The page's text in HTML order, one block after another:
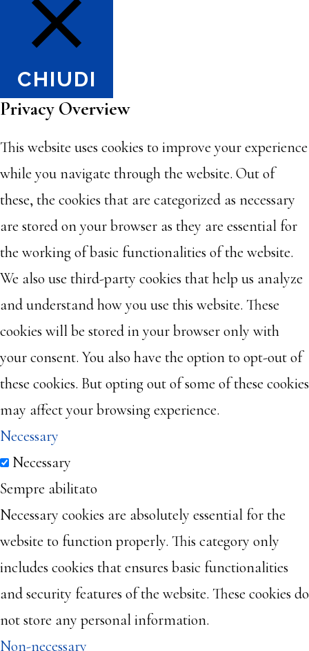
CHIUDI
Privacy Overview
This website uses cookies to improve your experience
while you navigate through the website. Out of
these, the cookies that are categorized as necessary
are stored on your browser as they are essential for
the working of basic functionalities of the website.
We also use third-party cookies that help us analyze
and understand how you use this website. These
cookies will be stored in your browser only with
your consent. You also have the option to opt-out of
these cookies. But opting out of some of these cookies
may affect your browsing experience.
Necessary
Necessary
Sempre abilitato
Necessary cookies are absolutely essential for the
website to function properly. This category only
includes cookies that ensures basic functionalities
and security features of the website. These cookies do
not store any personal information.
Non-necessary